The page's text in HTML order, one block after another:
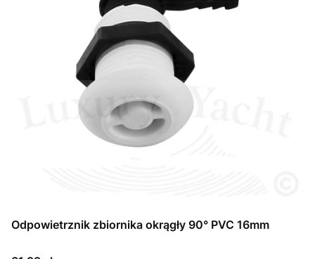
Odpowietrznik zbiornika okrągły 90° PVC 16mm